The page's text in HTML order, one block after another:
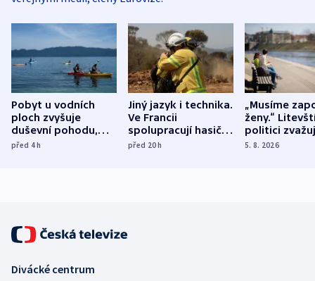
Pobyt u vodních
ploch zvyšuje
duševní pohodu,
ukázala
před 4h
Jiný jazyk i technika.
Ve Francii
spolupracují hasiči z
různých zemí
před 20h
„Musíme
ženy.“
politici
dohodu o
5. 8. 2026
Divácké centrum